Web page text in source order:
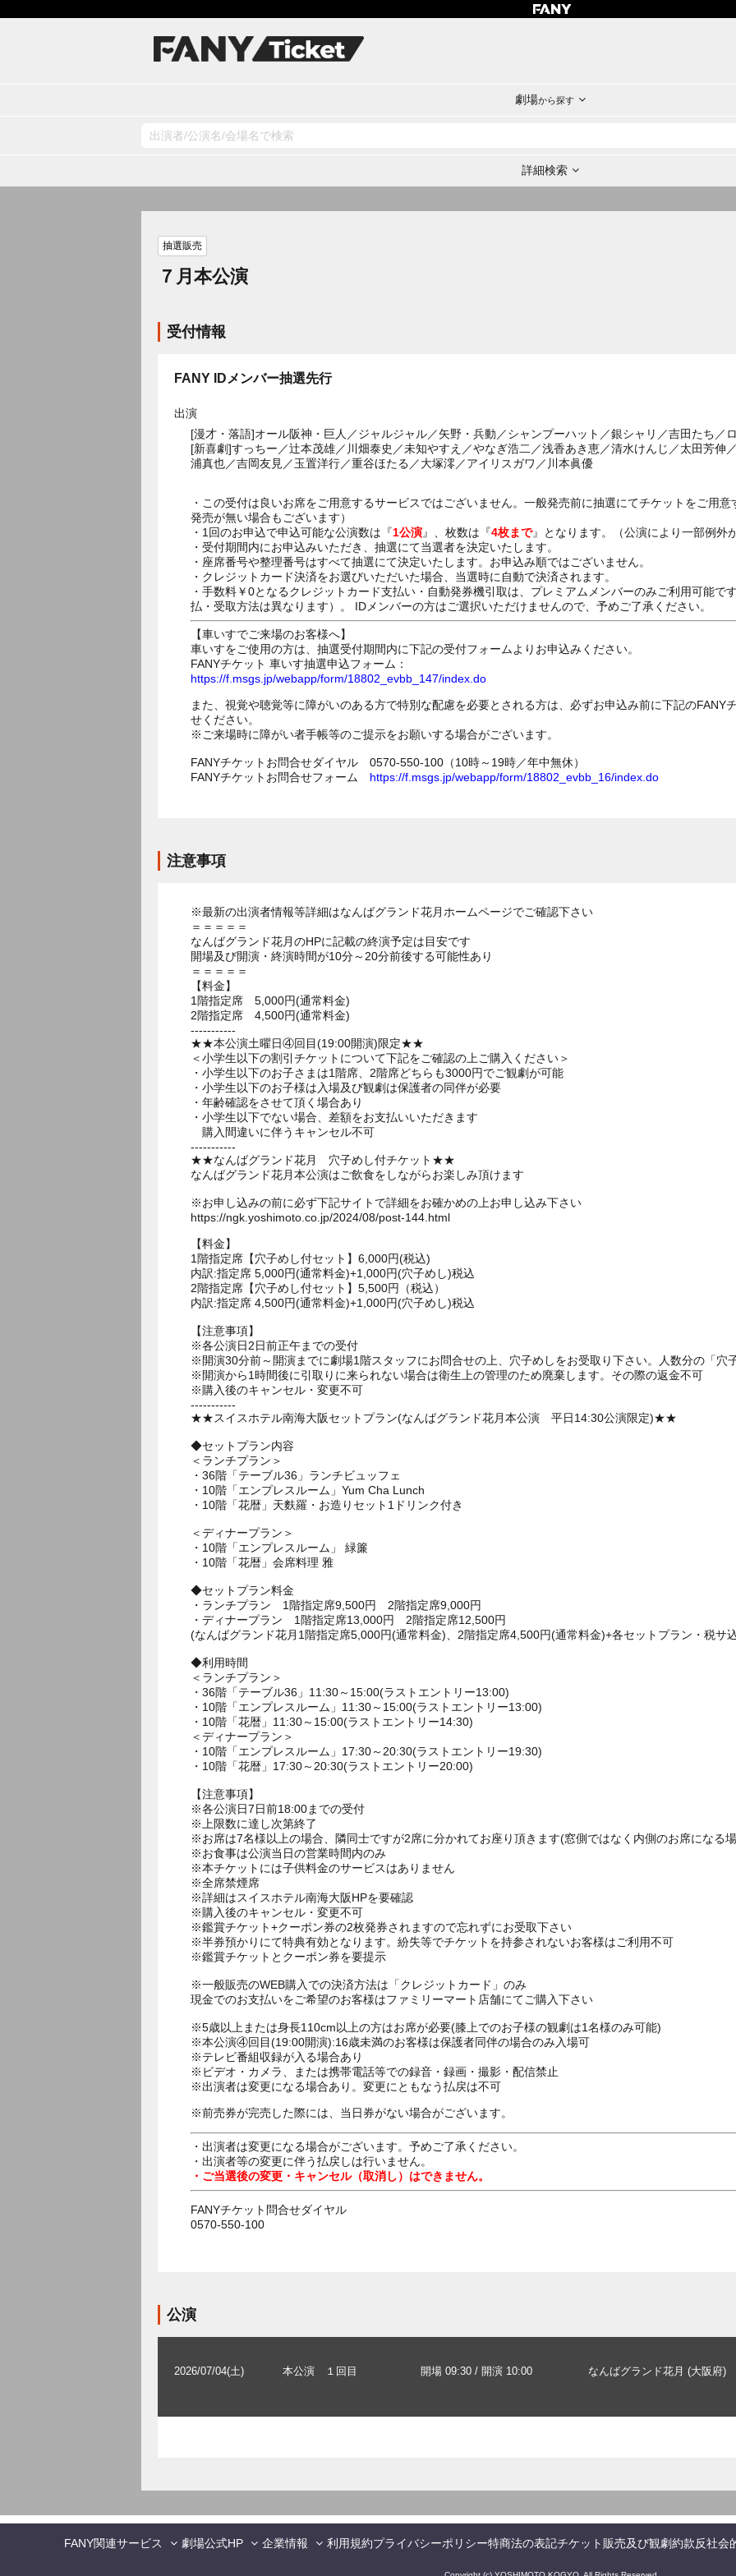
劇場から探す
詳細検索
抽選販売
７月本公演
受付情報
FANY IDメンバー抽選先行
出演
[漫才・落語]オール阪神・巨人／ジャルジャル／矢野・兵動／シャンプーハット／銀シャリ／吉田たち／
[新喜劇]すっちー／辻本茂雄／川畑泰史／未知やすえ／やなぎ浩二／浅香あき恵／清水けんじ／太田芳伸
浦真也／吉岡友見／玉置洋行／重谷ほたる／大塚澪／アイリスガワ／川本眞優
・この受付は良いお席をご用意するサービスではございません。一般発売前に抽選にてチケットをご用
発売が無い場合もございます）
・1回のお申込で申込可能な公演数は『1公演』、枚数は『4枚まで』となります。（公演により一部例外
・受付期間内にお申込みいただき、抽選にて当選者を決定いたします。
・座席番号や整理番号はすべて抽選にて決定いたします。お申込み順ではございません。
・クレジットカード決済をお選びいただいた場合、当選時に自動で決済されます。
・手数料￥0となるクレジットカード支払い・自動発券機引取は、プレミアムメンバーのみご利用可能で
払・受取方法は異なります）。 IDメンバーの方はご選択いただけませんので、予めご了承ください。
【車いすでご来場のお客様へ】
車いすをご使用の方は、抽選受付期間内に下記の受付フォームよりお申込みください。
FANYチケット 車いす抽選申込フォーム：
https://f.msgs.jp/webapp/form/18802_evbb_147/index.do
また、視覚や聴覚等に障がいのある方で特別な配慮を必要とされる方は、必ずお申込み前に下記のFANY
せください。
※ご来場時に障がい者手帳等のご提示をお願いする場合がございます。
FANYチケットお問合せダイヤル 0570-550-100（10時～19時／年中無休）
FANYチケットお問合せフォーム https://f.msgs.jp/webapp/form/18802_evbb_16/index.do
注意事項
※最新の出演者情報等詳細はなんばグランド花月ホームページでご確認下さい
＝＝＝＝＝
なんばグランド花月のHPに記載の終演予定は目安です
開場及び開演・終演時間が10分～20分前後する可能性あり
＝＝＝＝＝
【料金】
1階指定席 5,000円(通常料金)
2階指定席 4,500円(通常料金)
-----------
★★本公演土曜日④回目(19:00開演)限定★★
＜小学生以下の割引チケットについて下記をご確認の上ご購入ください＞
・小学生以下のお子さまは1階席、2階席どちらも3000円でご観劇が可能
・小学生以下のお子様は入場及び観劇は保護者の同伴が必要
・年齢確認をさせて頂く場合あり
・小学生以下でない場合、差額をお支払いいただきます
購入間違いに伴うキャンセル不可
-----------
★★なんばグランド花月 穴子めし付チケット★★
なんばグランド花月本公演はご飲食をしながらお楽しみ頂けます
※お申し込みの前に必ず下記サイトで詳細をお確かめの上お申し込み下さい
https://ngk.yoshimoto.co.jp/2024/08/post-144.html
【料金】
1階指定席【穴子めし付セット】6,000円(税込)
内訳:指定席 5,000円(通常料金)+1,000円(穴子めし)税込
2階指定席【穴子めし付セット】5,500円（税込）
内訳:指定席 4,500円(通常料金)+1,000円(穴子めし)税込
【注意事項】
※各公演日2日前正午までの受付
※開演30分前～開演までに劇場1階スタッフにお問合せの上、穴子めしをお受取り下さい。人数分の「穴
※開演から1時間後に引取りに来られない場合は衛生上の管理のため廃棄します。その際の返金不可
※購入後のキャンセル・変更不可
-----------
★★スイスホテル南海大阪セットプラン(なんばグランド花月本公演 平日14:30公演限定)★★
◆セットプラン内容
＜ランチプラン＞
・36階「テーブル36」ランチビュッフェ
・10階「エンプレスルーム」Yum Cha Lunch
・10階「花暦」天麩羅・お造りセット1ドリンク付き
＜ディナープラン＞
・10階「エンプレスルーム」 緑簾
・10階「花暦」会席料理 雅
◆セットプラン料金
・ランチプラン 1階指定席9,500円 2階指定席9,000円
・ディナープラン 1階指定席13,000円 2階指定席12,500円
(なんばグランド花月1階指定席5,000円(通常料金)、2階指定席4,500円(通常料金)+各セットプラン・税サ
◆利用時間
＜ランチプラン＞
・36階「テーブル36」11:30～15:00(ラストエントリー13:00)
・10階「エンプレスルーム」11:30～15:00(ラストエントリー13:00)
・10階「花暦」11:30～15:00(ラストエントリー14:30)
＜ディナープラン＞
・10階「エンプレスルーム」17:30～20:30(ラストエントリー19:30)
・10階「花暦」17:30～20:30(ラストエントリー20:00)
【注意事項】
※各公演日7日前18:00までの受付
※上限数に達し次第終了
※お席は7名様以上の場合、隣同士ですが2席に分かれてお座り頂きます(窓側ではなく内側のお席になる
※お食事は公演当日の営業時間内のみ
※本チケットには子供料金のサービスはありません
※全席禁煙席
※詳細はスイスホテル南海大阪HPを要確認
※購入後のキャンセル・変更不可
※鑑賞チケット+クーポン券の2枚発券されますので忘れずにお受取下さい
※半券預かりにて特典有効となります。紛失等でチケットを持参されないお客様はご利用不可
※鑑賞チケットとクーポン券を要提示
※一般販売のWEB購入での決済方法は「クレジットカード」のみ
現金でのお支払いをご希望のお客様はファミリーマート店舗にてご購入下さい
※5歳以上または身長110cm以上の方はお席が必要(膝上でのお子様の観劇は1名様のみ可能)
※本公演④回目(19:00開演):16歳未満のお客様は保護者同伴の場合のみ入場可
※テレビ番組収録が入る場合あり
※ビデオ・カメラ、または携帯電話等での録音・録画・撮影・配信禁止
※出演者は変更になる場合あり。変更にともなう払戻は不可
※前売券が完売した際には、当日券がない場合がございます。
・出演者は変更になる場合がございます。予めご了承ください。
・出演者等の変更に伴う払戻しは行いません。
・ご当選後の変更・キャンセル（取消し）はできません。
FANYチケット問合せダイヤル
0570-550-100
公演
2026/07/04(土) 本公演 １回目 開場 09:30 / 開演 10:00 なんばグランド花月 (大阪府)
FANY関連サービス 劇場公式HP 企業情報 利用規約プライバシーポリシー特商法の表記チケット販売及び観劇約款反社会